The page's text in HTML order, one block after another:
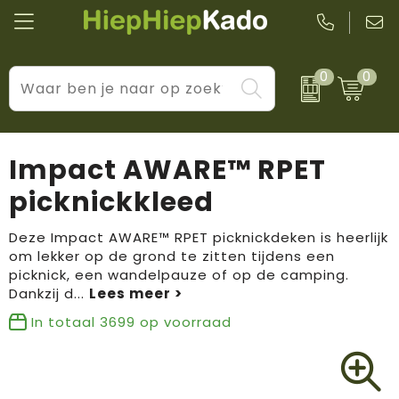
0 0
Kantoor & schrijfwaren
Wellness & verzorging
Tassen & reizen
Huis, tuin & keuken
Levensstijl
Prijs & impact
BIC
Boska
Brandflavours
Camelbak
Impact AWARE™ RPET
picknickkleed
Deze Impact AWARE™ RPET picknickdeken is heerlijk
om lekker op de grond te zitten tijdens een
picknick, een wandelpauze of op de camping.
Dankzij d...
In totaal 3699 op voorraad